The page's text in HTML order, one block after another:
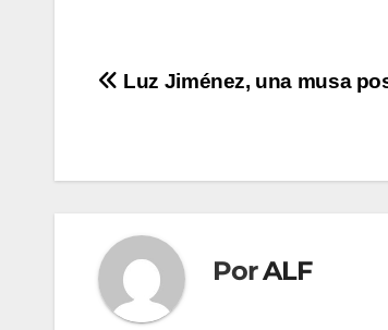
Navegación
entradas
Luz Jiménez, una musa
PorALF